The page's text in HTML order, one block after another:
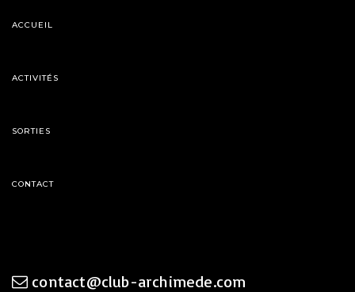
ACCUEIL
ACTIVITÉS
SORTIES
CONTACT
contact@club-archimede.com